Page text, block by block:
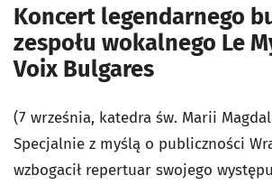
Koncert legendarnego
zespołu wokalnego Le
Voix Bulgares
(7 września, katedra św. Marii
Specjalnie z myślą o publiczności
wzbogacił repertuar swojego